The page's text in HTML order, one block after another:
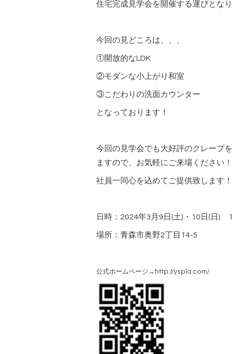
住宅完成見学会を開催する運びとなり
今回の見どころは、、、
①開放的なLDK
②モダンな小上がり和室
③こだわりの洗面カウンター
となっております！
今回の見学会でも大好評のクレープ
ますので、お気軽にご来場ください！
社員一同心を込めてご提供致します！
日時：2024年3月9日(土)・10日(日)
場所：青森市奥野2丁目14-5
公式ホームページ→http://yspla.com/